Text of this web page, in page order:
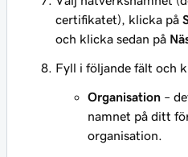
certifikatet), klicka på
och klicka sedan på
Fyll i följande fält och
Organisation –
namnet på ditt
organisation.